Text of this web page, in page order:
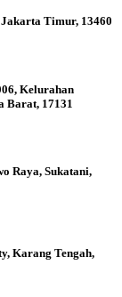
Timur, 13460
Kelurahan
Barat, 17131
Raya, Sukatani,
Karang Tengah,